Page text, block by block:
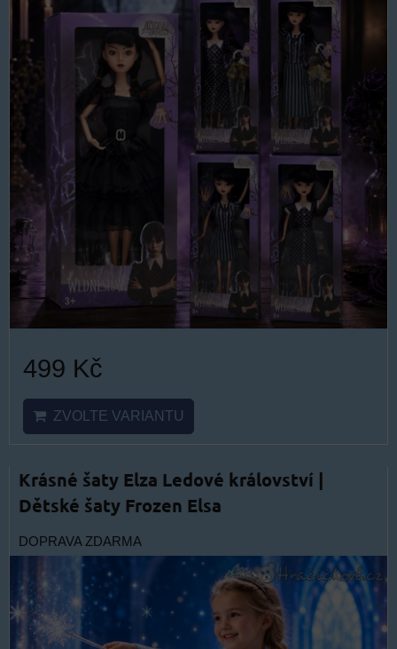
499 Kč
ZVOLTE VARIANTU
Krásné šaty Elza Ledové království |
Dětské šaty Frozen Elsa
DOPRAVA ZDARMA